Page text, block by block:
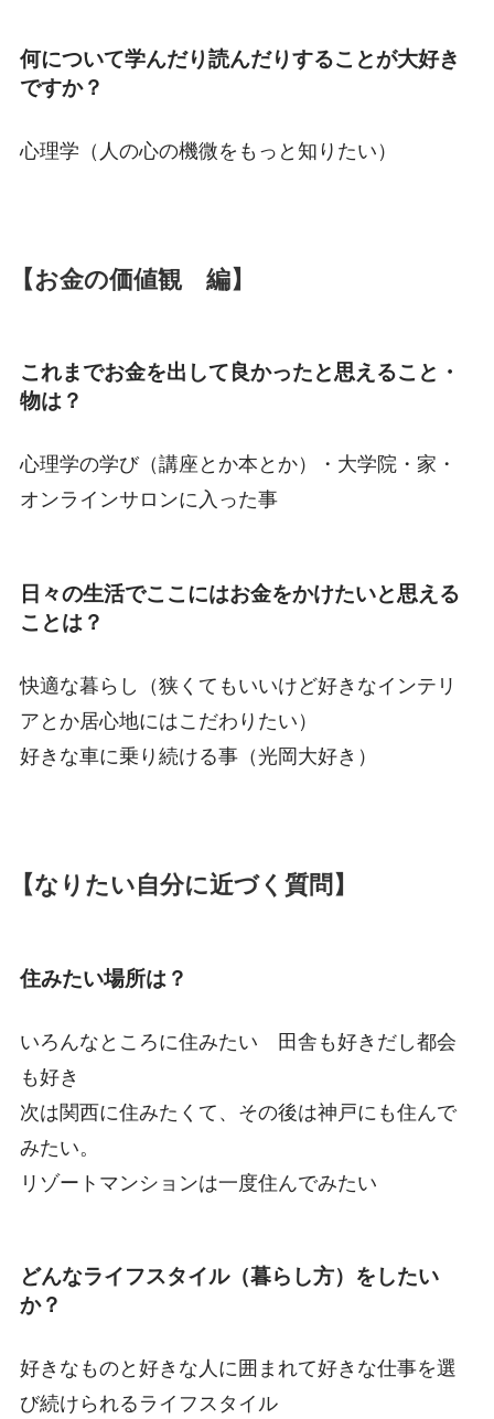
何について学んだり読んだりすることが大好き
ですか？
心理学（人の心の機微をもっと知りたい）
【お金の価値観 編】
これまでお金を出して良かったと思えること・
物は？
心理学の学び（講座とか本とか）・大学院・家・
オンラインサロンに入った事
日々の生活でここにはお金をかけたいと思える
ことは？
快適な暮らし（狭くてもいいけど好きなインテリ
アとか居心地にはこだわりたい）
好きな車に乗り続ける事（光岡大好き）
【なりたい自分に近づく質問】
住みたい場所は？
いろんなところに住みたい 田舎も好きだし都会
も好き
次は関西に住みたくて、その後は神戸にも住んで
みたい。
リゾートマンションは一度住んでみたい
どんなライフスタイル（暮らし方）をしたい
か？
好きなものと好きな人に囲まれて好きな仕事を選
び続けられるライフスタイル